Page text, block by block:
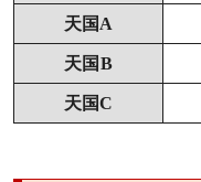
天国A
天国B
天国C